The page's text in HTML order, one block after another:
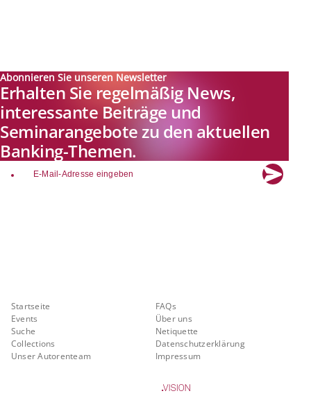
Abonnieren Sie unseren Newsletter
Erhalten Sie regelmäßig News,
interessante Beiträge und
Seminarangebote zu den aktuellen
Banking-Themen.
email
Startseite
Events
Suche
Collections
Unser Autorenteam
FAQs
Über uns
Netiquette
Datenschutzerklärung
Impressum